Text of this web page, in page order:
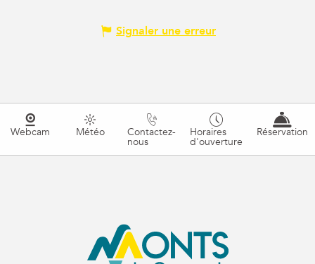
Signaler une erreur
Webcam Météo Contactez-
nous
Horaires
d'ouverture
Réservation